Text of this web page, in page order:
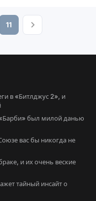
коллекция.
'топовые'.
11
в «Битлджус 2», и
был милой данью
вас бы никогда не
и их очень веские
тайный инсайт о